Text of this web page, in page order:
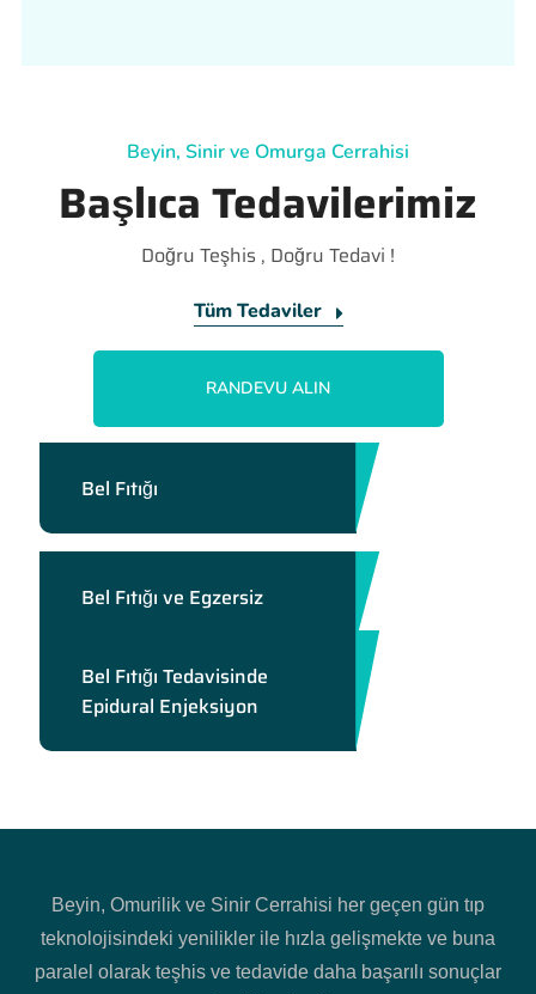
Beyin, Sinir ve Omurga Cerrahisi
Başlıca Tedavilerimiz
Doğru Teşhis , Doğru Tedavi !
Tüm Tedaviler
RANDEVU ALIN
Bel Fıtığı
Bel Fıtığı ve Egzersiz
Bel Fıtığı Tedavisinde
Epidural Enjeksiyon
Beyin, Omurilik ve Sinir Cerrahisi her geçen gün tıp
teknolojisindeki yenilikler ile hızla gelişmekte ve buna
paralel olarak teşhis ve tedavide daha başarılı sonuçlar